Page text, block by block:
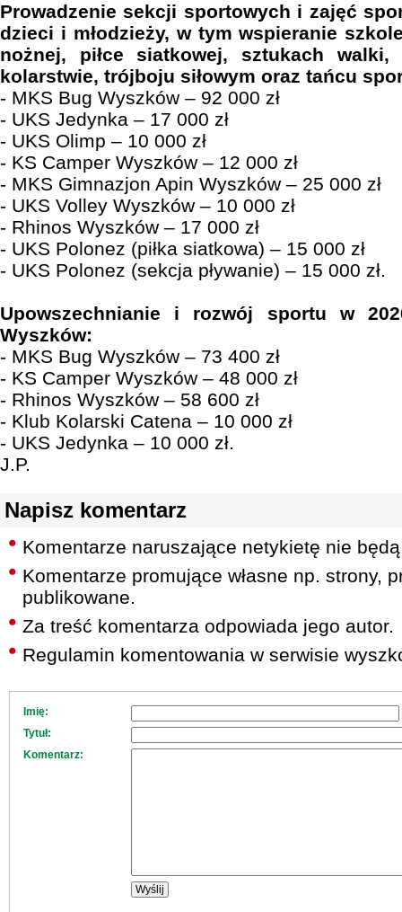
Prowadzenie sekcji sportowych i zajęć
dzieci i młodzieży, w tym wspieranie
nożnej, piłce siatkowej, sztukach walki,
kolarstwie, trójboju siłowym oraz tańcu
- MKS Bug Wyszków – 92 000 zł
- UKS Jedynka – 17 000 zł
- UKS Olimp – 10 000 zł
- KS Camper Wyszków – 12 000 zł
- MKS Gimnazjon Apin Wyszków – 25 000 zł
- UKS Volley Wyszków – 10 000 zł
- Rhinos Wyszków – 17 000 zł
- UKS Polonez (piłka siatkowa) – 15 000 zł
- UKS Polonez (sekcja pływanie) – 15 000 zł.
Upowszechnianie i rozwój sportu w
Wyszków:
- MKS Bug Wyszków – 73 400 zł
- KS Camper Wyszków – 48 000 zł
- Rhinos Wyszków – 58 600 zł
- Klub Kolarski Catena – 10 000 zł
- UKS Jedynka – 10 000 zł.
J.P.
Napisz komentarz
Komentarze naruszające netykietę nie
Komentarze promujące własne np. strony,
publikowane.
Za treść komentarza odpowiada jego autor.
Regulamin komentowania w serwisie
Imię:
Tytuł:
Komentarz: